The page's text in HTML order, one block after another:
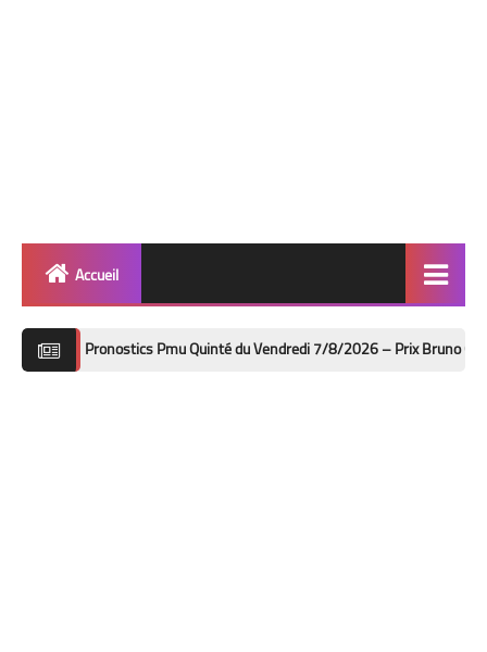
Accueil
Pmu Quinté du Vendredi 7/8/2026 – Prix Bruno Coquatrix à